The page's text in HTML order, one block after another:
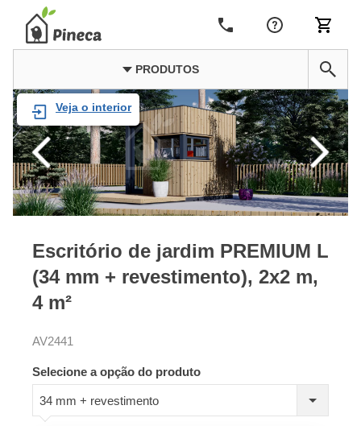
PRODUTOS
Veja o interior
Escritório de jardim PREMIUM L
(34 mm + revestimento), 2x2 m,
4 m²
AV2441
Selecione a opção do produto
34 mm + revestimento